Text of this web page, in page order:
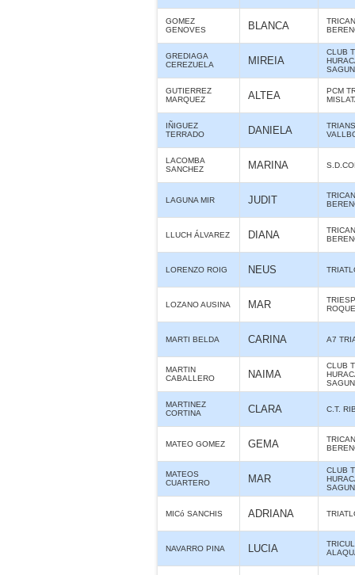
GOMEZ
GENOVES
BLANCA
GREDIAGA
CEREZUELA
MIREIA
CLUB
GUTIERREZ
MARQUEZ
ALTEA
PCM
IÑIGUEZ
TERRADO
DANIELA
LACOMBA
SANCHEZ
MARINA
LAGUNA MIR JUDIT
LLUCH ÁLVAREZ DIANA
LORENZO ROIG NEUS
LOZANO AUSINA MAR
MARTI BELDA CARINA A7
MARTIN
CABALLERO
NAIMA
CLUB
MARTINEZ
CORTINA
CLARA C.T.
MATEO GOMEZ GEMA
MATEOS
CUARTERO
MAR
CLUB
MICó SANCHIS ADRIANA
NAVARRO PINA LUCIA